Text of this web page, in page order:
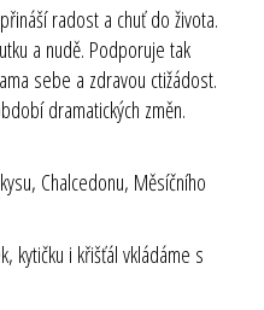
radost a chuť do života.
a nudě. Podporuje tak
sebe a zdravou ctižádost.
dramatických změn.
Chalcedonu, Měsíčního
kytičku i křišťál vkládáme s